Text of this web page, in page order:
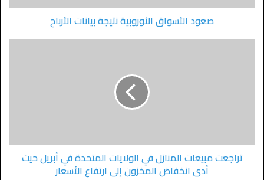
صعود الأسواق الأوروبية نتيجة بيانات الأرباح
تراجعت مبيعات المنازل في الولايات المتحدة في أبريل حيث
أدى انخفاض المخزون إلى ارتفاع الأسعار